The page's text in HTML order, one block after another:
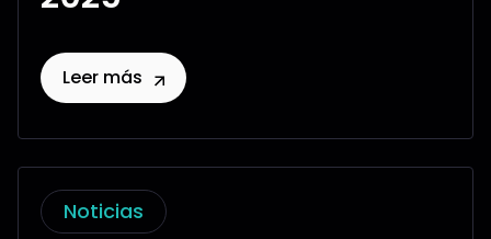
Leer más
Noticias